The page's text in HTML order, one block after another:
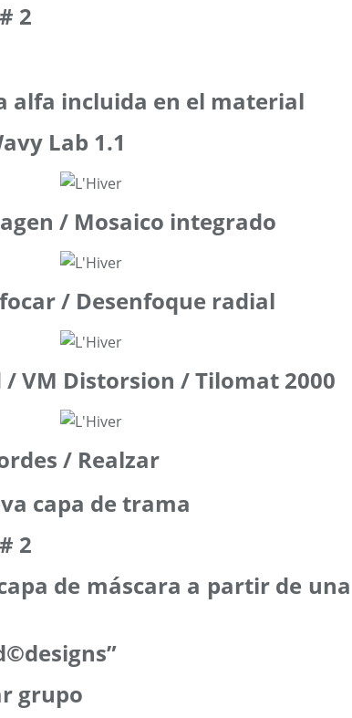
2
alfa incluida en el material
Lab 1.1
/ Mosaico integrado
/ Desenfoque radial
VM Distorsion / Tilomat 2000
/ Realzar
capa de trama
2
de máscara a partir de una
grupo